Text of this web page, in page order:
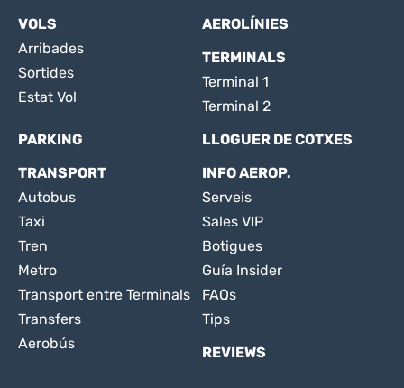
VOLS
Arribades
Sortides
Estat Vol
AEROLÍNIES
TERMINALS
Terminal 1
Terminal 2
PARKING
LLOGUER DE COTXES
TRANSPORT
Autobus
Taxi
Tren
Metro
Transport entre Terminals
Transfers
Aerobús
INFO AEROP.
Serveis
Sales VIP
Botigues
Guía Insider
FAQs
Tips
REVIEWS